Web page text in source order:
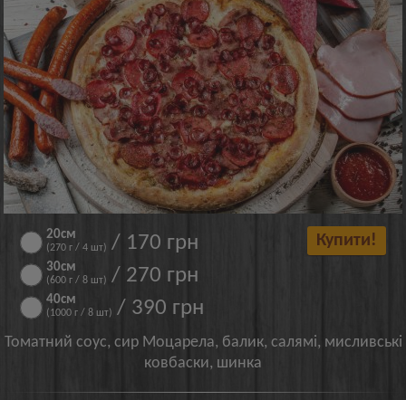
20см
(270 г / 4 шт) / 170 грн
30см
(600 г / 8 шт) / 270 грн
40см
(1000 г / 8 шт) / 390 грн
Купити!
Томатний соус, сир Моцарела, балик, салямі, мисливські
ковбаски, шинка